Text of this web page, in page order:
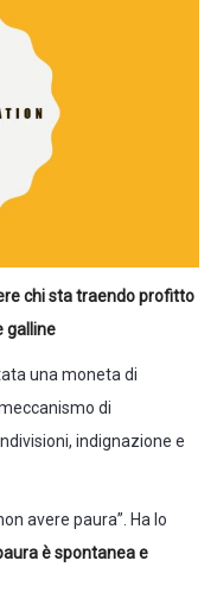
chi sta traendo profitto
galline
una moneta di
di
indignazione e
avere paura”. Ha lo
è spontanea e